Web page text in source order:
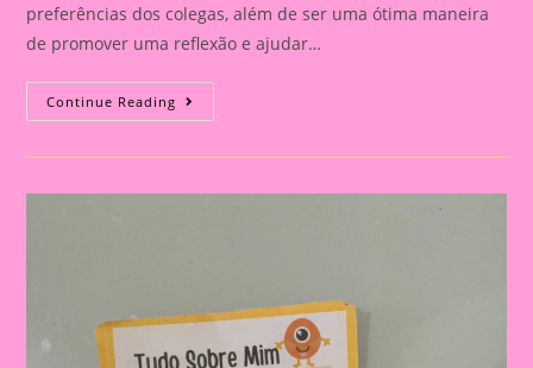
preferências dos colegas, além de ser uma ótima maneira
de promover uma reflexão e ajudar…
Continue Reading Atividade
Tudo
Mim